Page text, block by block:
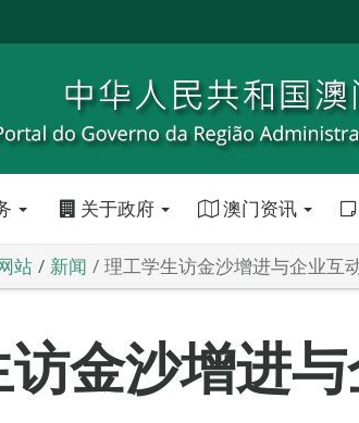
关于政府 澳门资讯
站 新闻 理工学生访金沙增进与企业互
金沙增进